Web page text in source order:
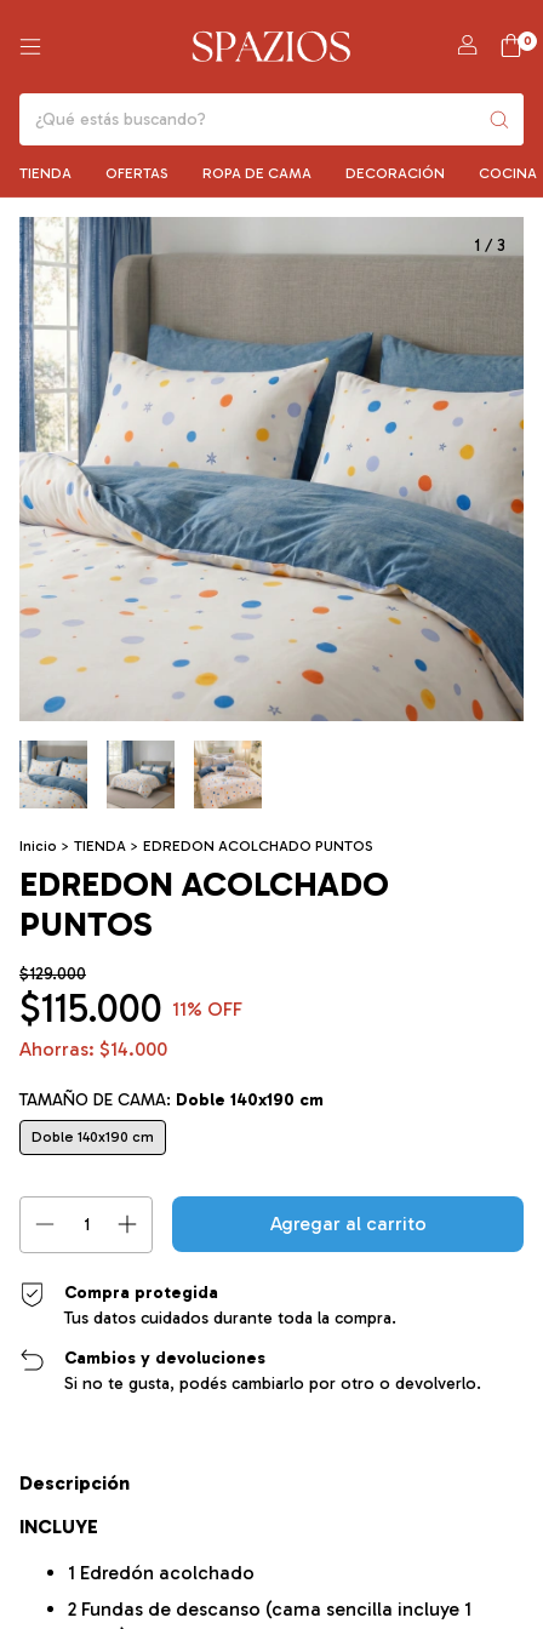
0
TIENDA OFERTAS ROPA DE CAMA DECORACIÓN COCINA
1 / 3
Inicio > TIENDA > EDREDON ACOLCHADO PUNTOS
EDREDON ACOLCHADO
PUNTOS
$129.000
$115.000 11% OFF
Ahorras: $14.000
TAMAÑO DE CAMA: Doble 140x190 cm
Doble 140x190 cm
Compra protegida
Tus datos cuidados durante toda la compra.
Cambios y devoluciones
Si no te gusta, podés cambiarlo por otro o devolverlo.
Descripción
INCLUYE
1 Edredón acolchado
2 Fundas de descanso (cama sencilla incluye 1